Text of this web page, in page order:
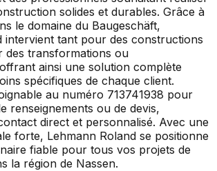
solides et durables. Grâce à
le domaine du Baugeschäft,
intervient tant pour des constructions
des transformations ou
ainsi une solution complète
spécifiques de chaque client.
au numéro 713741938 pour
renseignements ou de devis,
direct et personnalisé. Avec une
forte, Lehmann Roland se positionne
fiable pour tous vos projets de
la région de Nassen.